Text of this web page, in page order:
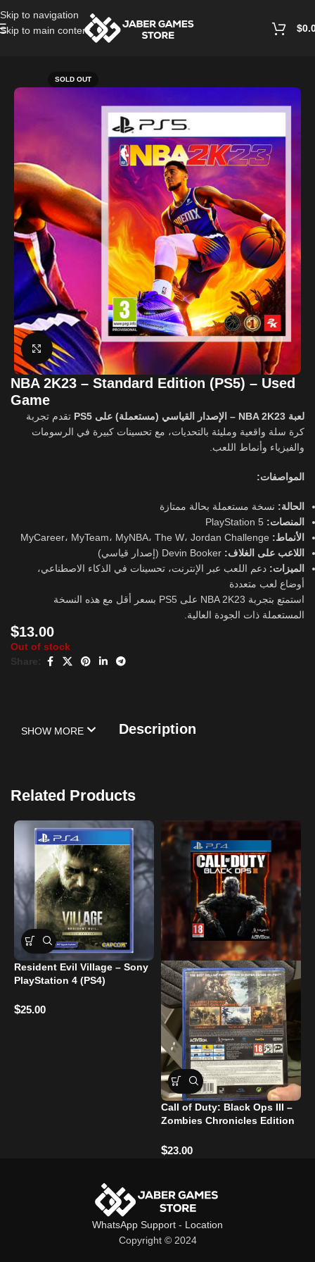
Skip to navigation
Skip to main content
$
SOLD OUT
Click to enlarge
NBA 2K23 – Standard Edition (PS5) – Used
Game
لعبة NBA 2K23 – الإصدار القياسي (مستعملة) على PS5
تقدم تجربة
كرة سلة واقعية ومليئة بالتحديات، مع تحسينات كبيرة في الرسومات
والفيزياء وأنماط اللعب.
المواصفات:
الحالة: نسخة مستعملة بحالة ممتازة
المنصات: PlayStation 5
الأنماط:
اللاعب على الغلاف: Devin Booker (إصدار قياسي)
الميزات: دعم اللعب عبر الإنترنت، تحسينات في الذكاء الاصطناعي،
أوضاع لعب متعددة
استمتع بتجربة NBA 2K23 على PS5 بسعر أقل مع هذه النسخة
المستعملة ذات الجودة العالية.
$13.00
Out of stock
Share:
Description
SHOW MORE
Related Products
Resident Evil Village – Sony
PlayStation 4 (PS4)
$25.00
Call of Duty: Black Ops III –
Zombies Chronicles Edition
$23.00
WhatsApp Support - Location
Copyright © 2024